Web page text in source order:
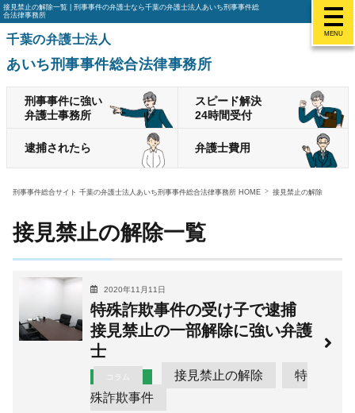
MENU
接見禁止の解除一覧 | 刑事事件の弁護士なら千葉の弁護士法人あいち刑事事件総
合法律事務所
千葉の弁護士法人
あいち刑事事件総合法律事務所
刑事事件に強い
弁護士事務所
スピード解決
24時間受付
逮捕されたら 弁護士費用
刑事事件総合サイト 千葉の弁護士法人あいち刑事事件総合法律事務所 HOME 接見禁止の解除
接見禁止の解除一覧
2020年11月11日
特殊詐欺事件の受け子で逮捕
接見禁止の一部解除に強い弁護
士
コラム 接見禁止の解除
特
殊詐欺事件